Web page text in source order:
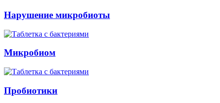
Нарушение микробиоты
Микробиом
Пробиотики